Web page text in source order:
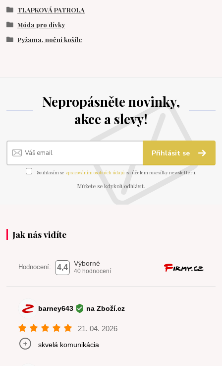
TLAPKOVÁ PATROLA
Móda pro dívky
Pyžama, noční košile
Nepropásněte novinky,
akce a slevy!
Přihlásit se
Souhlasím se zpracováním osobních údajů za účelem rozesílky newsletteru.
Můžete se kdykoli odhlásit.
Jak nás vidíte